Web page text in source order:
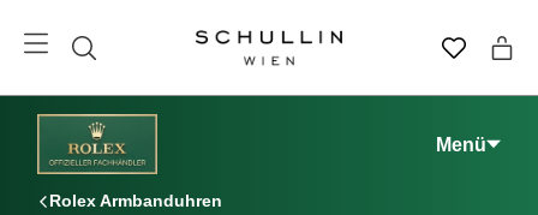
Menü
Rolex Armbanduhren